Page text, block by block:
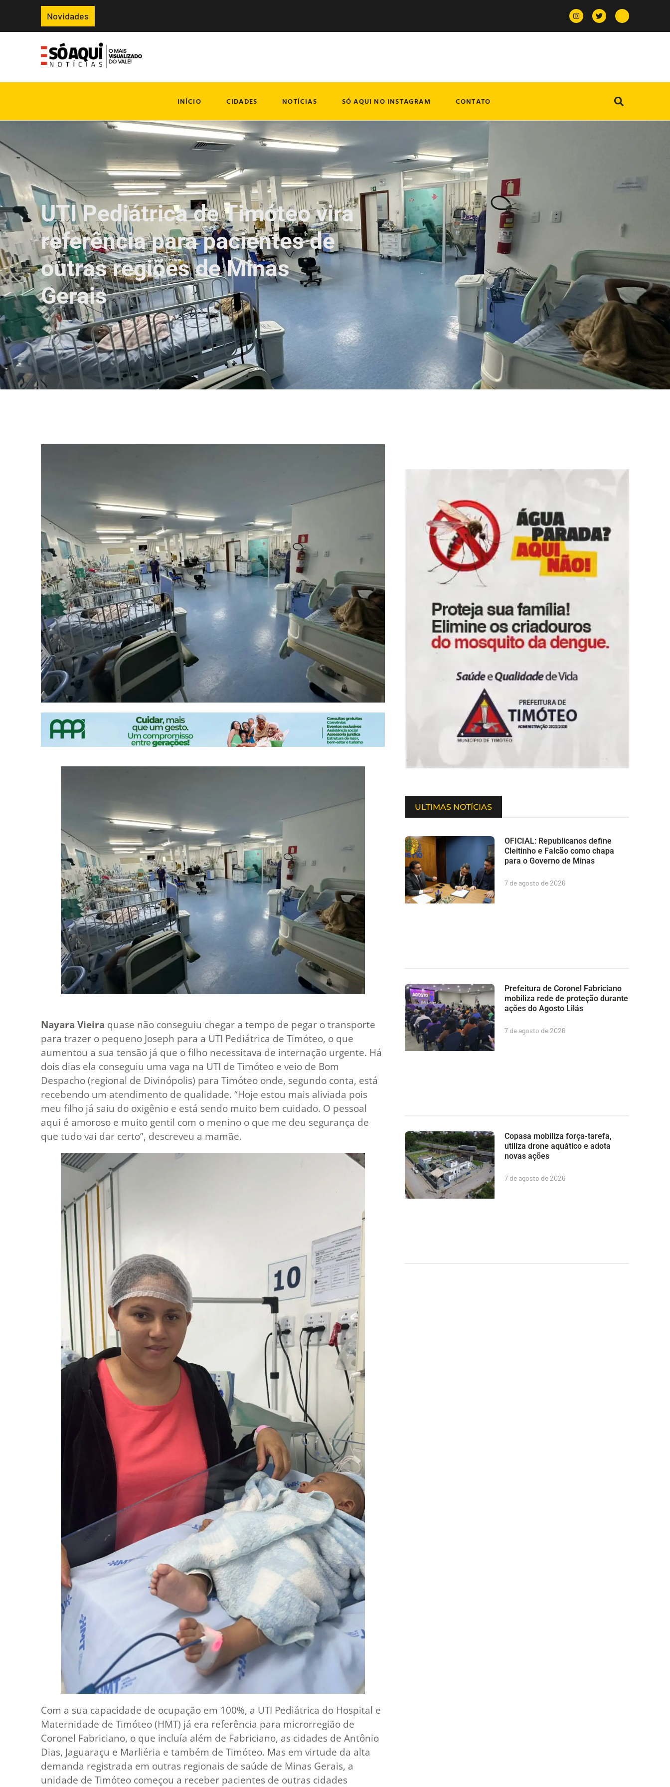
Novidades
INÍCIO CIDADES NOTÍCIAS SÓ AQUI NO INSTAGRAM CONTATO
UTI Pediátrica de Timóteo vira
referência para pacientes de
outras regiões de Minas
Gerais
Nayara Vieira quase não conseguiu chegar a tempo de pegar o transporte
para trazer o pequeno Joseph para a UTI Pediátrica de Timóteo, o que
aumentou a sua tensão já que o filho necessitava de internação urgente. Há
dois dias ela conseguiu uma vaga na UTI de Timóteo e veio de Bom
Despacho (regional de Divinópolis) para Timóteo onde, segundo conta, está
recebendo um atendimento de qualidade. “Hoje estou mais aliviada pois
meu filho já saiu do oxigênio e está sendo muito bem cuidado. O pessoal
aqui é amoroso e muito gentil com o menino o que me deu segurança de
que tudo vai dar certo”, descreveu a mamãe.
Com a sua capacidade de ocupação em 100%, a UTI Pediátrica do Hospital e
Maternidade de Timóteo (HMT) já era referência para microrregião de
Coronel Fabriciano, o que incluía além de Fabriciano, as cidades de Antônio
Dias, Jaguaraçu e Marliéria e também de Timóteo. Mas em virtude da alta
demanda registrada em outras regionais de saúde de Minas Gerais, a
unidade de Timóteo começou a receber pacientes de outras cidades
ULTIMAS NOTÍCIAS
OFICIAL: Republicanos define
Cleitinho e Falcão como chapa
para o Governo de Minas
7 de agosto de 2026
Prefeitura de Coronel Fabriciano
mobiliza rede de proteção durante
ações do Agosto Lilás
7 de agosto de 2026
Copasa mobiliza força-tarefa,
utiliza drone aquático e adota
novas ações
7 de agosto de 2026